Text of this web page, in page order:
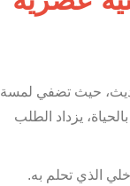
حيث تضفي لمسة
يزداد الطلب
الذي تحلم به.